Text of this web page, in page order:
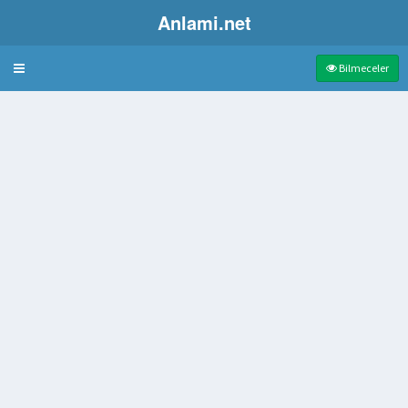
Anlami.net
Bulmaca Bilmeceler